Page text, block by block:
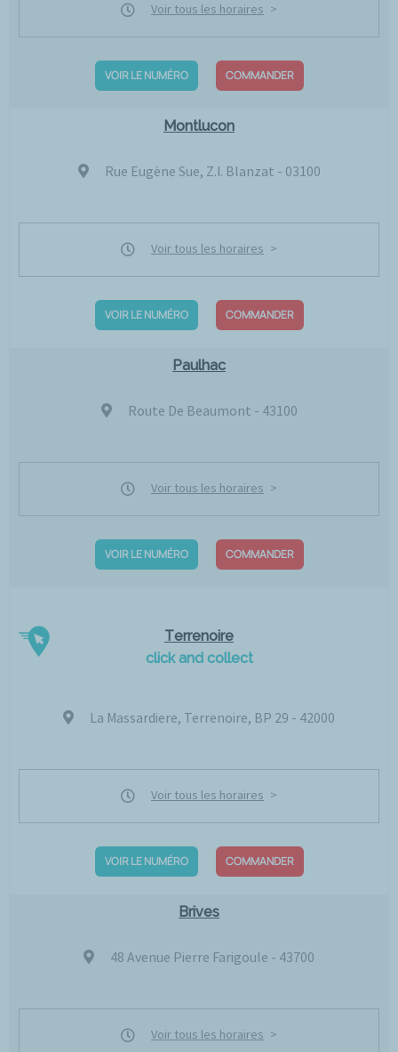
Voir tous les horaires
VOIR LE NUMÉRO COMMANDER
Montlucon
Rue Eugène Sue, Z.I. Blanzat - 03100
Voir tous les horaires
VOIR LE NUMÉRO COMMANDER
Paulhac
Route De Beaumont - 43100
Voir tous les horaires
VOIR LE NUMÉRO COMMANDER
Terrenoire
click and collect
La Massardiere, Terrenoire, BP 29 - 42000
Voir tous les horaires
VOIR LE NUMÉRO COMMANDER
Brives
48 Avenue Pierre Farigoule - 43700
Voir tous les horaires